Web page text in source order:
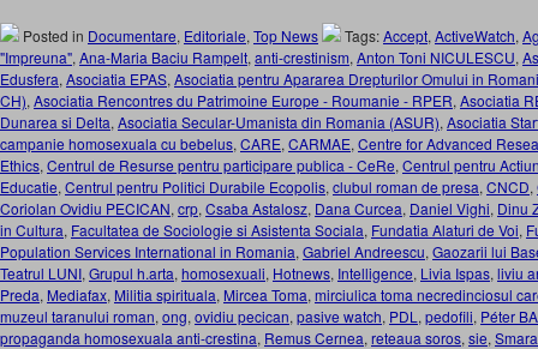
Posted in Documentare, Editoriale, Top News Tags:Accept, ActiveWatch,
"Impreuna", Ana-Maria Baciu Rampelt, anti-crestinism, Anton Toni NICULESCU,
Edusfera, Asociatia EPAS, Asociatia pentru Apararea Drepturilor Omului in
CH), Asociatia Rencontres du Patrimoine Europe - Roumanie - RPER, Asociatia
Dunarea si Delta, Asociatia Secular-Umanista din Romania (ASUR), Asociatia
campanie homosexuala cu bebelus, CARE, CARMAE, Centre for Advanced
Ethics, Centrul de Resurse pentru participare publica - CeRe, Centrul pentru
Educatie, Centrul pentru Politici Durabile Ecopolis, clubul roman de presa, CNCD,
Coriolan Ovidiu PECICAN, crp, Csaba Astalosz, Dana Curcea, Daniel Vighi, Dinu
in Cultura, Facultatea de Sociologie si Asistenta Sociala, Fundatia Alaturi de Voi,
Population Services International in Romania, Gabriel Andreescu, Gaozarii lui
Teatrul LUNI, Grupul h.arta, homosexuali, Hotnews, Intelligence, Livia Ispas, liviu
Preda, Mediafax, Militia spirituala, Mircea Toma, mirciulica toma necredinciosul
muzeul taranului roman, ong, ovidiu pecican, pasive watch, PDL , pedofili, Péter
propaganda homosexuala anti-crestina, Remus Cernea, reteaua soros, sie,